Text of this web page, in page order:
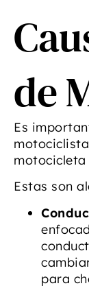
de
Es
motocicleta
Estas son
para